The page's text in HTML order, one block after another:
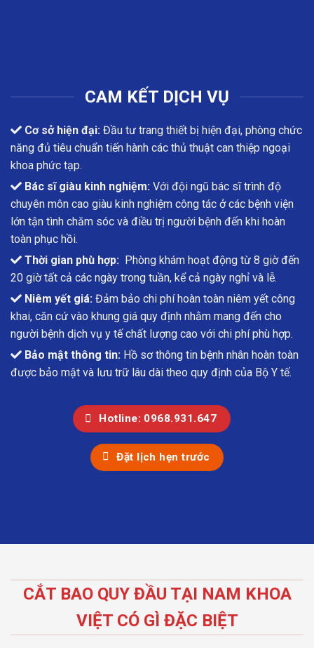
CAM KẾT DỊCH VỤ
Cơ sở hiện đại: Đầu tư trang thiết bị hiện đại, phòng chức
năng đủ tiêu chuẩn tiến hành các thủ thuật can thiệp ngoại
khoa phức tạp.
Bác sĩ giàu kinh nghiệm: Với đội ngũ bác sĩ trình độ
chuyên môn cao giàu kinh nghiệm công tác ở các bệnh viện
lớn tận tình chăm sóc và điều trị người bệnh đến khi hoàn
toàn phục hồi.
Thời gian phù hợp: Phòng khám hoạt động từ 8 giờ đến
20 giờ tất cả các ngày trong tuần, kể cả ngày nghỉ và lễ.
Niêm yết giá: Đảm bảo chi phí hoàn toàn niêm yết công
khai, căn cứ vào khung giá quy định nhằm mang đến cho
người bệnh dịch vụ y tế chất lượng cao với chi phí phù hợp.
Bảo mật thông tin: Hồ sơ thông tin bệnh nhân hoàn toàn
được bảo mật và lưu trữ lâu dài theo quy định của Bộ Y tế.
Hotline: 0968.931.647
Đặt lịch hẹn trước
CẮT BAO QUY ĐẦU TẠI NAM KHOA
VIỆT CÓ GÌ ĐẶC BIỆT